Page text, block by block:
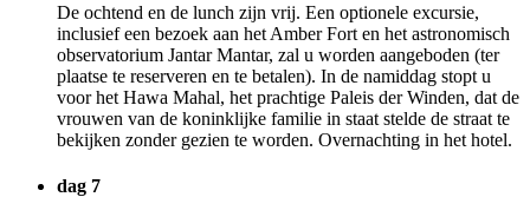
De ochtend en de lunch zijn vrij. Een optionele excursie,
inclusief een bezoek aan het Amber Fort en het astronomisch
observatorium Jantar Mantar, zal u worden aangeboden (ter
plaatse te reserveren en te betalen). In de namiddag stopt u
voor het Hawa Mahal, het prachtige Paleis der Winden, dat de
vrouwen van de koninklijke familie in staat stelde de straat te
bekijken zonder gezien te worden. Overnachting in het hotel.
dag 7